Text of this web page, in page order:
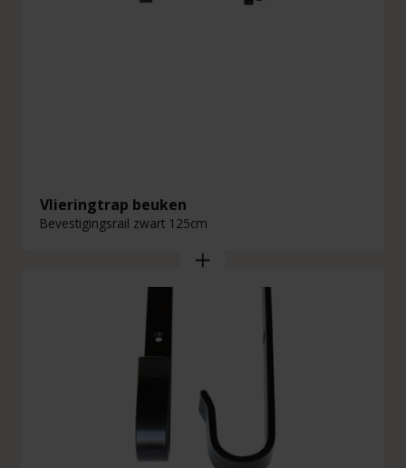
Vlieringtrap beuken
Bevestigingsrail zwart 125cm